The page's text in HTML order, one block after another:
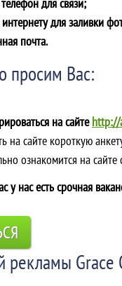
для заливки
почта.
просим Вас:
на сайтеhttp://
на сайте короткую
ознакомится на
у нас есть срочная
рекламы Grace